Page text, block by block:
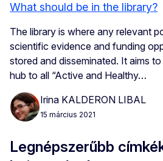
What should be in the library?
The library is where any relevant
scientific evidence and funding
stored and disseminated. It aims
hub to all “Active and Healthy…
Irina KALDERON LIBAL
15 március 2021
Legnépszerűbb